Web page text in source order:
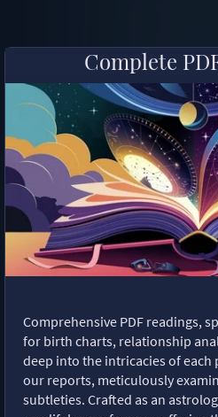
Complete
Comprehensive PDF readings,
for birth charts, relationship
deep into the intricacies of
our reports, meticulously
subtleties. Crafted as an